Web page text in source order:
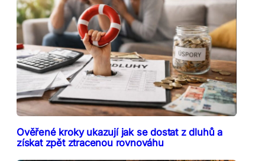
Ověřené kroky ukazují jak se dostat z dluhů a
získat zpět ztracenou rovnováhu